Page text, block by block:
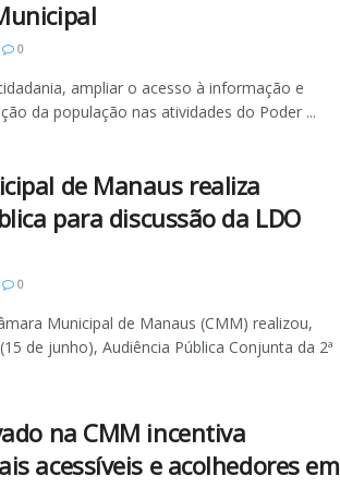
0
ampliar o acesso à informação e
da população nas atividades do Poder ...
de Manaus realiza
para discussão da LDO
0
Municipal de Manaus (CMM) realizou,
de junho), Audiência Pública Conjunta da 2ª
na CMM incentiva
acessíveis e acolhedores em